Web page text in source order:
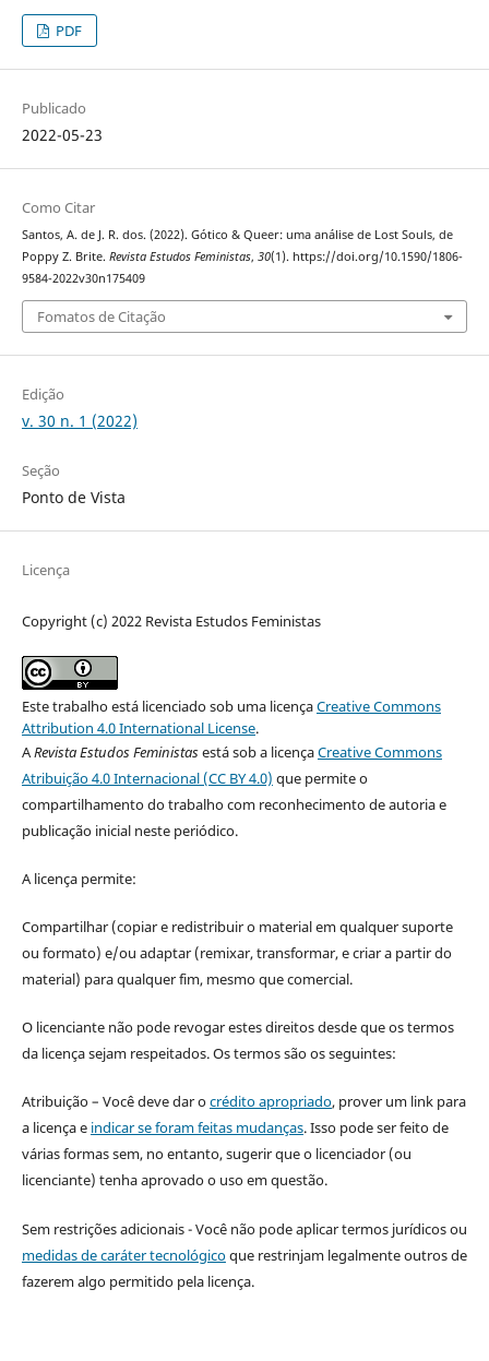
PDF
Publicado
2022-05-23
Como Citar
Santos, A. de J. R. dos. (2022). Gótico & Queer: uma análise de Lost Souls, de
Poppy Z. Brite. Revista Estudos Feministas, 30(1). https://doi.org/10.1590/1806-
9584-2022v30n175409
Fomatos de Citação
Edição
v. 30 n. 1 (2022)
Seção
Ponto de Vista
Licença
Copyright (c) 2022 Revista Estudos Feministas
Este trabalho está licenciado sob uma licençaCreative Commons
Attribution 4.0 International License.
ARevista Estudos Feministasestá sob a licençaCreative Commons
Atribuição 4.0 Internacional (CC BY 4.0) que permite o
compartilhamento do trabalho com reconhecimento de autoria e
publicação inicial neste periódico.
A licença permite:
Compartilhar (copiar e redistribuir o material em qualquer suporte
ou formato) e/ou adaptar (remixar, transformar, e criar a partir do
material) para qualquer fim, mesmo que comercial.
O licenciante não pode revogar estes direitos desde que os termos
da licença sejam respeitados. Os termos são os seguintes:
Atribuição – Você deve dar ocrédito apropriado, prover um link para
a licença e indicar se foram feitas mudanças. Isso pode ser feito de
várias formas sem, no entanto, sugerir que o licenciador (ou
licenciante) tenha aprovado o uso em questão.
Sem restrições adicionais - Você não pode aplicar termos jurídicos ou
medidas de caráter tecnológicoque restrinjam legalmente outros de
fazerem algo permitido pela licença.